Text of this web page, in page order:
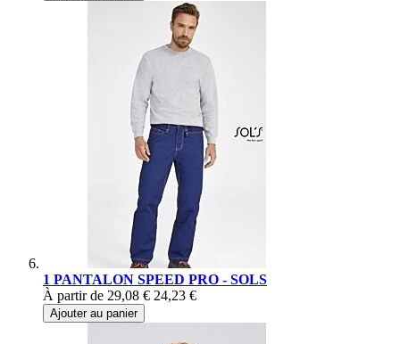
1 PANTALON SPEED PRO - SOLS
À partir de 29,08 € 24,23 €
Ajouter au panier